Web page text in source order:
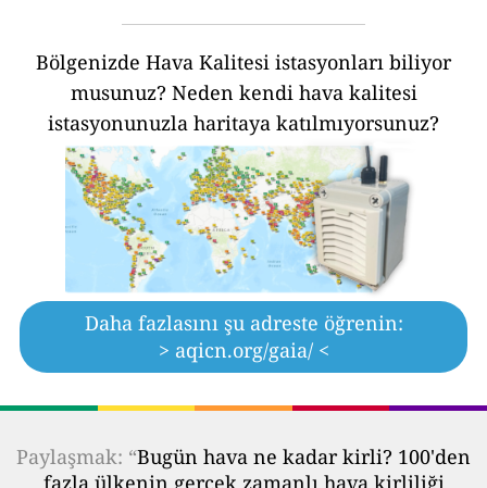
Bölgenizde Hava Kalitesi istasyonları biliyor
musunuz? Neden kendi hava kalitesi
istasyonunuzla haritaya katılmıyorsunuz?
Daha fazlasını şu adreste öğrenin:
> aqicn.org/gaia/ <
Paylaşmak: “Bugün hava ne kadar kirli? 100'den
fazla ülkenin gerçek zamanlı hava kirliliği